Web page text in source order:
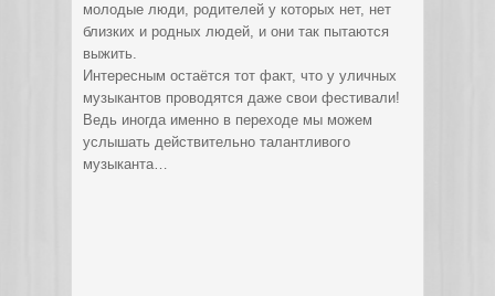
молодые люди, родителей у которых нет, нет
близких и родных людей, и они так пытаются
выжить.
Интересным остаётся тот факт, что у уличных
музыкантов проводятся даже свои фестивали!
Ведь иногда именно в переходе мы можем
услышать действительно талантливого
музыканта…